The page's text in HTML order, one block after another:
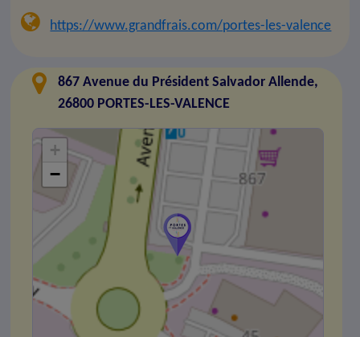
https://www.grandfrais.com/portes-les-valence
867 Avenue du Président Salvador Allende,
26800 PORTES-LES-VALENCE
+
−